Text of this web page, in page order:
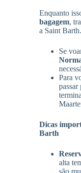
Enquanto
bagagem,
a Saint Barth.
Se
Para
passar
Dicas
Barth
alta
são